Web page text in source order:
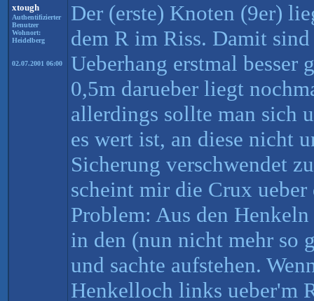
xtough
Authentifizierter
Benutzer
Wohnort:
Heidelberg
02.07.2001 06:00
Der (erste) Knoten (9er)
dem R im Riss. Damit
Ueberhang erstmal besser
0,5m darueber liegt
allerdings sollte man sich
es wert ist, an diese nicht
Sicherung verschwendet
scheint mir die Crux
Problem: Aus den
in den (nun nicht mehr so
und sachte aufstehen.
Henkelloch links ueber'm